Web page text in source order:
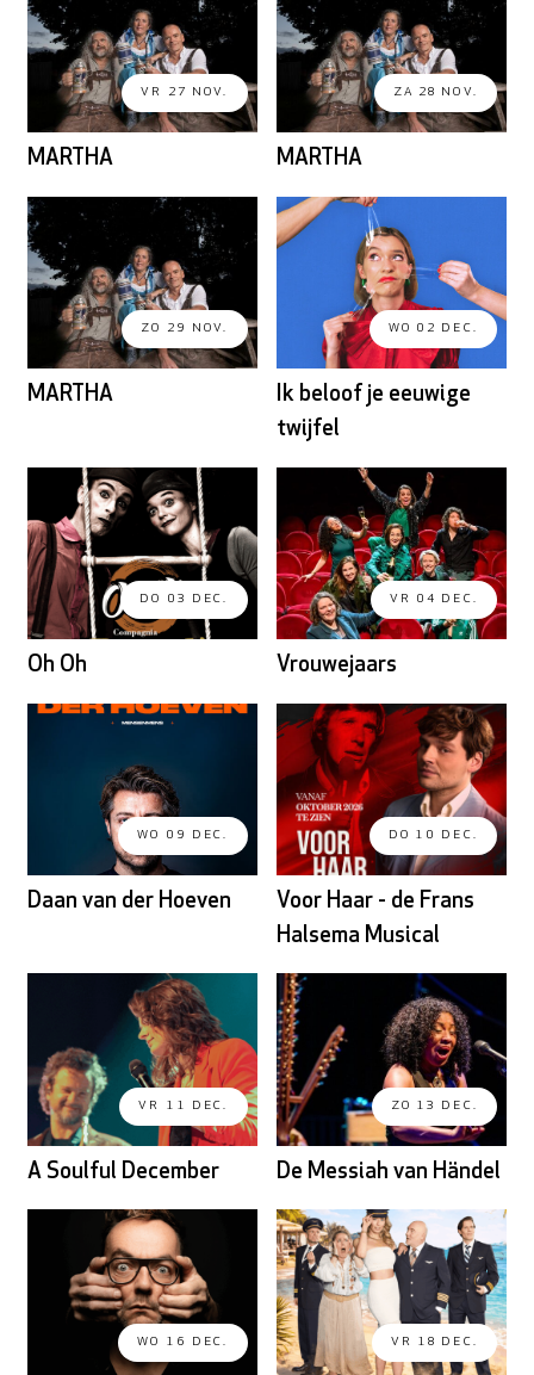
VR 27 NOV.
MARTHA
ZA 28 NOV.
MARTHA
ZO 29 NOV.
MARTHA
WO 02 DEC.
Ik beloof je eeuwige
twijfel
DO 03 DEC.
Oh Oh
VR 04 DEC.
Vrouwejaars
WO 09 DEC.
Daan van der Hoeven
DO 10 DEC.
Voor Haar - de Frans
Halsema Musical
VR 11 DEC.
A Soulful December
ZO 13 DEC.
De Messiah van Händel
WO 16 DEC. VR 18 DEC.